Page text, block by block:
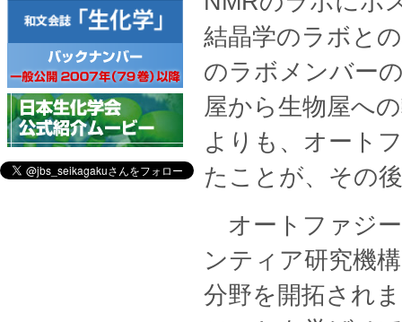
結晶学のラボと
のラボメンバー
屋から生物屋へ
よりも、オート
たことが、その
オートファジー
ンティア研究機
分野を開拓され